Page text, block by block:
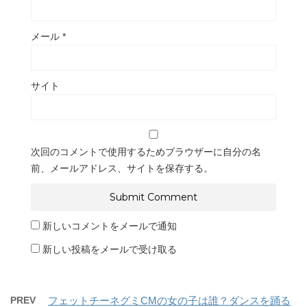
メール *
サイト
次回のコメントで使用するためブラウザーに自分の名
前、メールアドレス、サイトを保存する。
新しいコメントをメールで通知
新しい投稿をメールで受け取る
PREV
フェットチーネグミCMの女の子は誰？ダンスを踊る